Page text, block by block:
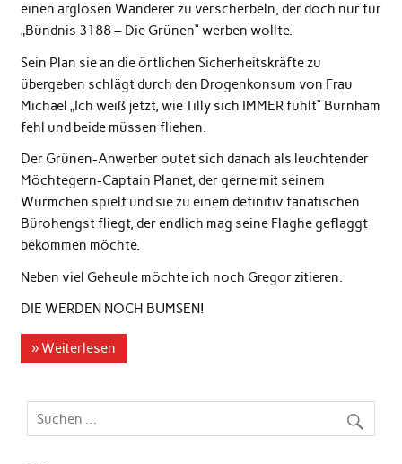
einen arglosen Wanderer zu verscherbeln, der doch nur für
„Bündnis 3188 – Die Grünen“ werben wollte.
Sein Plan sie an die örtlichen Sicherheitskräfte zu
übergeben schlägt durch den Drogenkonsum von Frau
Michael „Ich weiß jetzt, wie Tilly sich IMMER fühlt“ Burnham
fehl und beide müssen fliehen.
Der Grünen-Anwerber outet sich danach als leuchtender
Möchtegern-Captain Planet, der gerne mit seinem
Würmchen spielt und sie zu einem definitiv fanatischen
Bürohengst fliegt, der endlich mag seine Flaghe geflaggt
bekommen möchte.
Neben viel Geheule möchte ich noch Gregor zitieren.
DIE WERDEN NOCH BUMSEN!
» Weiterlesen